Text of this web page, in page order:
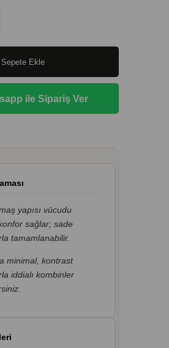
ile Sipariş Ver
yapısı vücudu
sağlar; sade
tamamlanabilir.
minimal, kontrast
iddialı kombinler